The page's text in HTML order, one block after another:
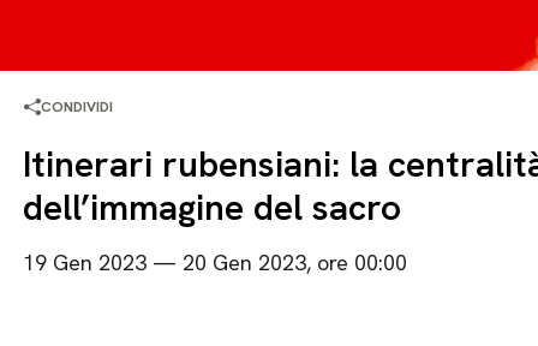
CONDIVIDI
Itinerari rubensiani: la
dell’immagine del sacro
19 Gen 2023 — 20 Gen 2023, ore 00:00